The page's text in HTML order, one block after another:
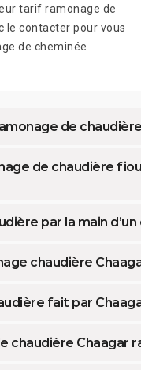
tarif ramonage de
le contacter pour vous
de cheminée
de
de chaudière
par la main
chaudière
fait par
chaudière Chaagar